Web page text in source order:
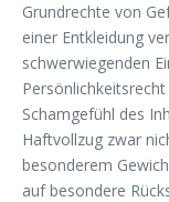
Grundrechte von
einer Entkleidung
schwerwiegenden
Schamgefühl des
Haftvollzug zwar
besonderem
auf besondere